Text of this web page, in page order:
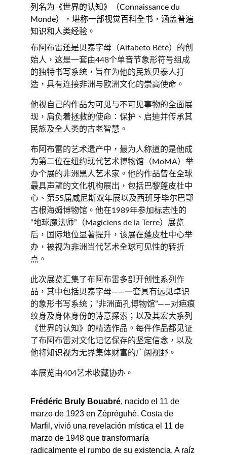
列名为《世界的认知》（Connaissance du
Monde），堪称一部视觉百科全书，涵盖普遍
知识和人类经验。
布阿布雷还是贝泰字母（Alfabeto Bété）的创
始人，这是一套由448个单音节象形符号组成
的独特书写系统，旨在为他的民族贝泰人打
造，具有连接非洲与欧洲文化的崇高使命。
他视自己的作品为可见与不可见事物的全面展
现，肩负着拯救的使命：保护、启迪并传承其
民族及全人类的古老智慧。
布阿布雷的艺术遗产中，最为人称道的是他成
为第二位在纽约现代艺术博物馆（MoMA）举
办个展的非洲黑人艺术家。他的作品曾在全球
最具声望的文化机构展出，包括巴黎蓬皮杜中
心、第55届威尼斯双年展以及西班牙毕尔巴鄂
古根海姆博物馆。他在1989年参加标志性的
“地球魔法师”（Magiciens de la Terre）展览
后，国际地位显著提升，该展在蓬皮杜中心举
办，被视为非洲当代艺术全球可见性的转折
点。
此次展览汇集了布阿布雷多部开创性系列作
品，其中包括贝泰字母——一套具有远见卓识
的象形书写系统；“非洲面孔博物馆”——对疤痕
纹身及身体身份的诗意探索；以及其宏大系列
《世界的认知》的精选作品。每件作品都见证
了布阿布雷对文化记忆保存的坚定信念，以及
他将知识视为无界集体财富的广阔视野。
本展览由404艺术收藏协办。
Frédéric Bruly Bouabré, nacido el 11 de
marzo de 1923 en Zépréguhé, Costa de
Marfil, vivió una revelación mística el 11 de
marzo de 1948 que transformaría
radicalmente el rumbo de su existencia. A raíz